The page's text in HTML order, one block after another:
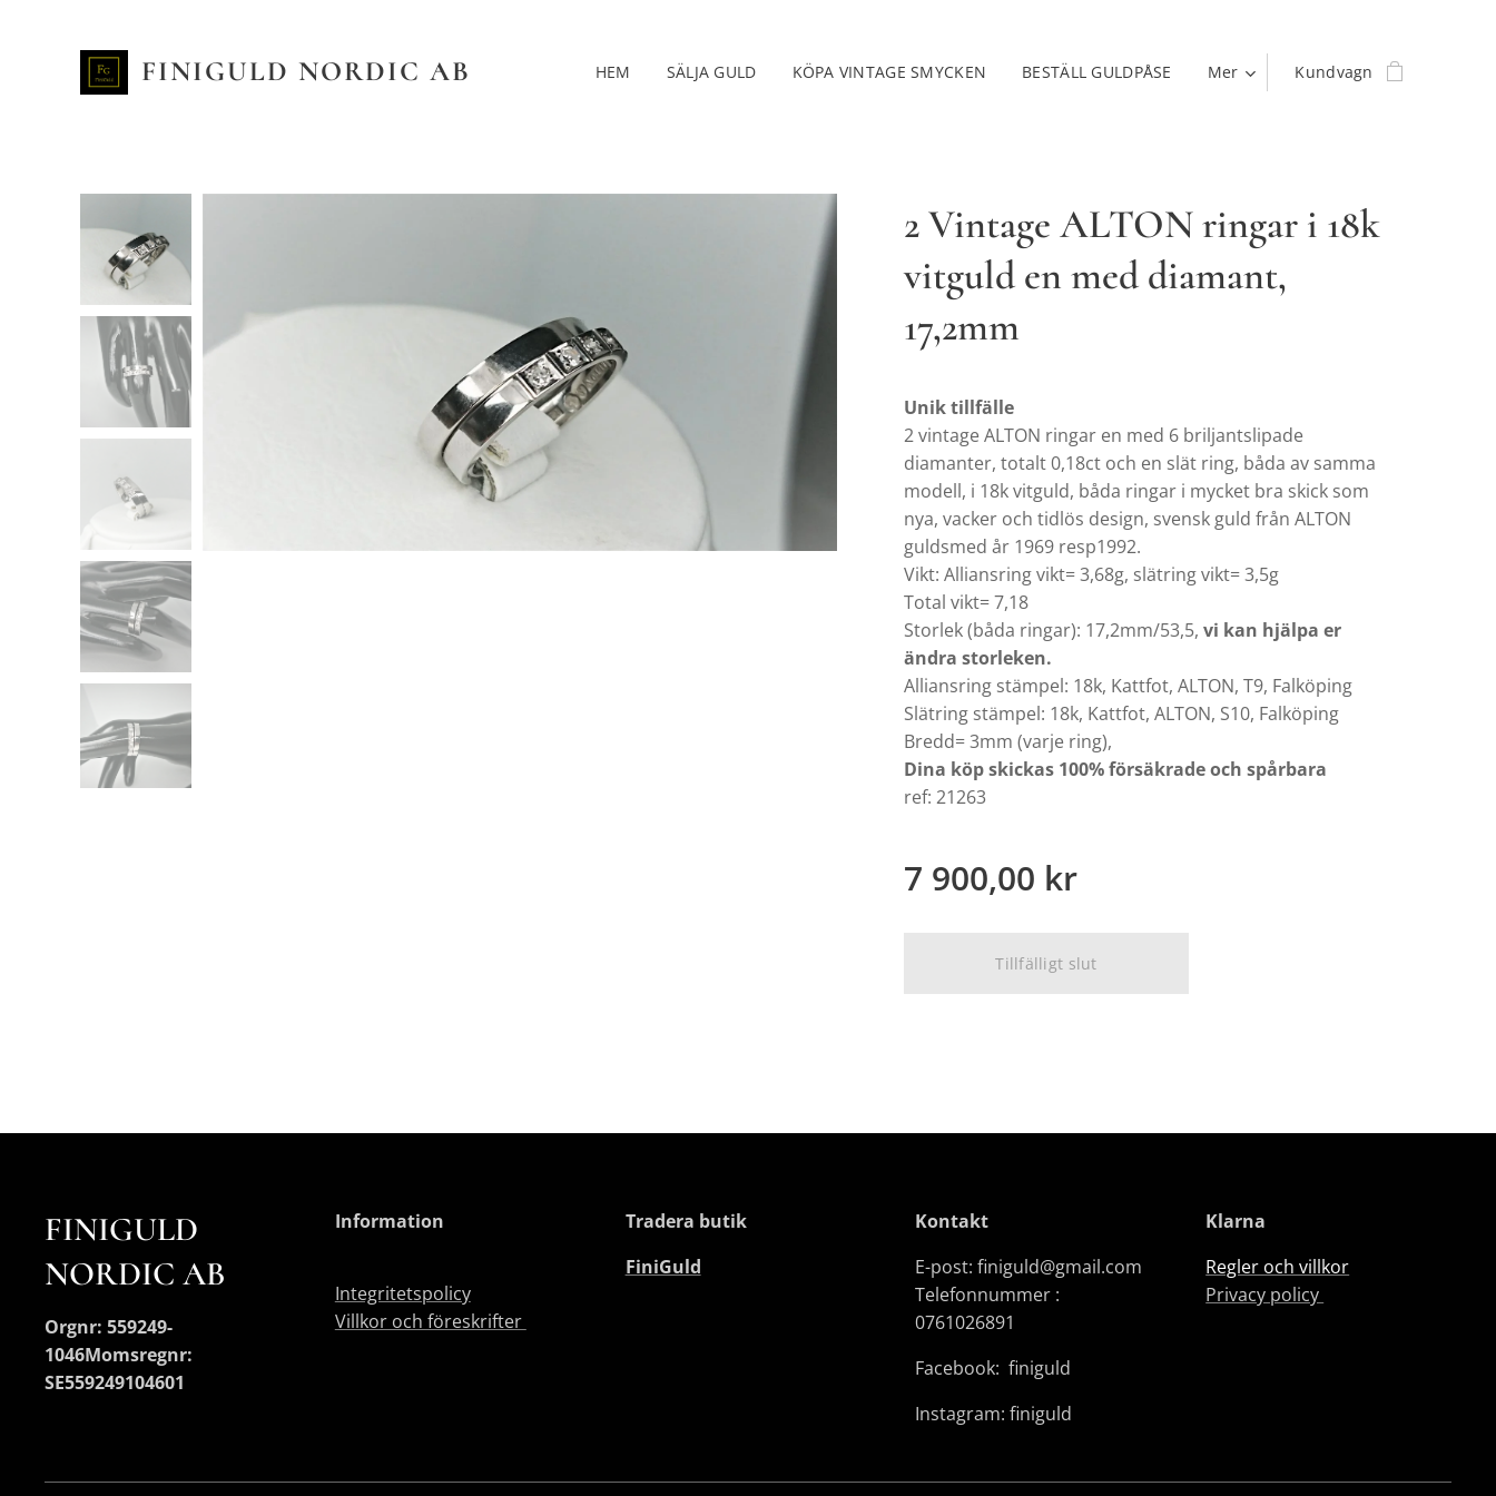
FINIGULD NORDIC AB HEM SÄLJA GULD KÖPA VINTAGE SMYCKEN BESTÄLL GULDPÅSE Mer Kundvagn
2 Vintage ALTON ringar i 18k
vitguld en med diamant,
17,2mm
Unik tillfälle
2 vintage ALTON ringar en med 6 briljantslipade
diamanter, totalt 0,18ct och en slät ring, båda av samma
modell, i 18k vitguld, båda ringar i mycket bra skick som
nya, vacker och tidlös design, svensk guld från ALTON
guldsmed år 1969 resp1992.
Vikt: Alliansring vikt= 3,68g, slätring vikt= 3,5g
Total vikt= 7,18
Storlek (båda ringar): 17,2mm/53,5, vi kan hjälpa er
ändra storleken.
Alliansring stämpel: 18k, Kattfot, ALTON, T9, Falköping
Slätring stämpel: 18k, Kattfot, ALTON, S10, Falköping
Bredd= 3mm (varje ring),
Dina köp skickas 100% försäkrade och spårbara
ref: 21263
7 900,00 kr
Tillfälligt slut
FINIGULD
NORDIC AB
Orgnr: 559249-
1046Momsregnr:
SE559249104601
Information
Integritetspolicy
Villkor och föreskrifter
Tradera butik
FiniGuld
Kontakt
E-post: finiguld@gmail.com
Telefonnummer :
0761026891
Facebook: finiguld
Instagram: finiguld
Klarna
Regler och villkor
Privacy policy